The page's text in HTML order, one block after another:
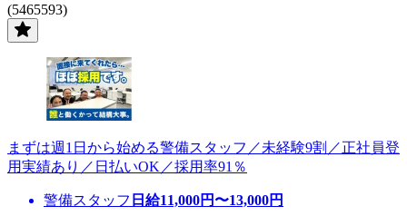
(5465593)
まずは週1日から始める警備スタッフ／未経験9割／正社員登
用実績あり／日払いOK／採用率91％
警備スタッフ 日給11,000円〜13,000円